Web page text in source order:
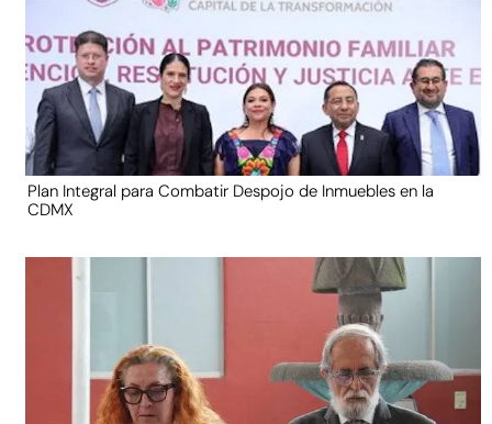
Plan Integral para Combatir Despojo de Inmuebles en la
CDMX